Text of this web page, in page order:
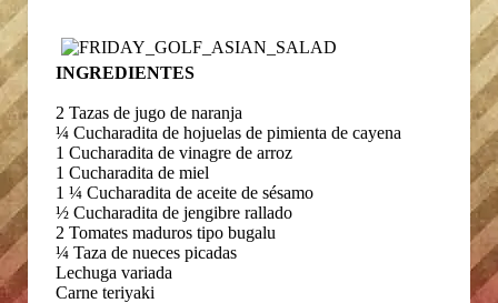
INGREDIENTES
2 Tazas de jugo de naranja
¼ Cucharadita de hojuelas de pimienta de cayena
1 Cucharadita de vinagre de arroz
1 Cucharadita de miel
1 ¼ Cucharadita de aceite de sésamo
½ Cucharadita de jengibre rallado
2 Tomates maduros tipo bugalu
¼ Taza de nueces picadas
Lechuga variada
Carne teriyaki